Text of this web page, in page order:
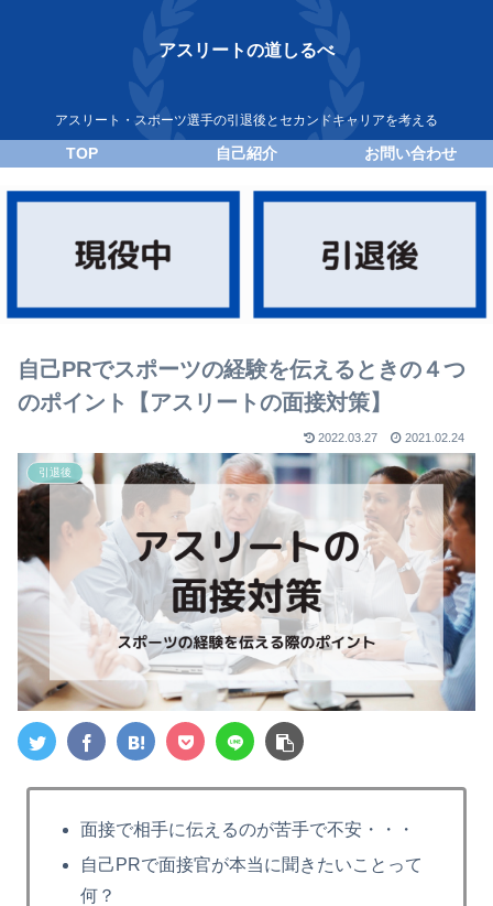
アスリートの道しるべ
アスリート・スポーツ選手の引退後とセカンドキャリアを考える
TOP 自己紹介 お問い合わせ
自己PRでスポーツの経験を伝えるときの４つ
のポイント【アスリートの面接対策】
2022.03.27 2021.02.24
引退後
面接で相手に伝えるのが苦手で不安・・・
自己PRで面接官が本当に聞きたいことって
何？